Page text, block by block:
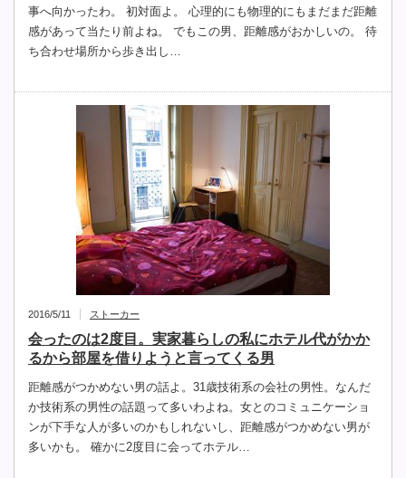
事へ向かったわ。 初対面よ。 心理的にも物理的にもまだまだ距離
感があって当たり前よね。 でもこの男、距離感がおかしいの。 待
ち合わせ場所から歩き出し…
2016/5/11 ストーカー
会ったのは2度目。実家暮らしの私にホテル代がかか
るから部屋を借りようと言ってくる男
距離感がつかめない男の話よ。31歳技術系の会社の男性。なんだ
か技術系の男性の話題って多いわよね。女とのコミュニケーショ
ンが下手な人が多いのかもしれないし、距離感がつかめない男が
多いかも。 確かに2度目に会ってホテル…